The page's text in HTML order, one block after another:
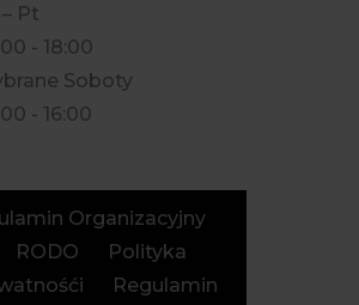
Pt
- 18:00
Soboty
- 16:00
Organizacyjny
RODO
Polityka
Regulamin